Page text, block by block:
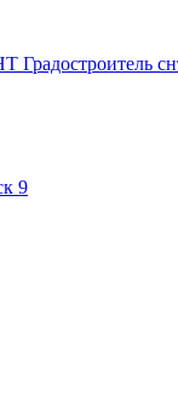
Градостроитель
9